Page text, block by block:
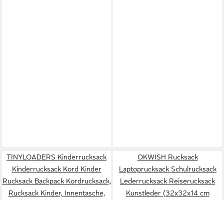
TINYLOADERS Kinderrucksack
Kinderrucksack Kord Kinder
Rucksack Backpack Kordrucksack,
Rucksack Kinder, Innentasche,
OKWISH Rucksack
Laptoprucksack Schulrucksack
Lederrucksack Reiserucksack
Kunstleder (32x32x14 cm